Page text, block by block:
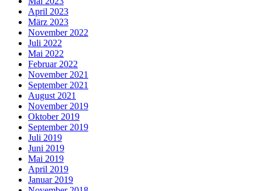
April 2023
März 2023
November 2022
Juli 2022
Mai 2022
Februar 2022
November 2021
September 2021
August 2021
November 2019
Oktober 2019
September 2019
Juli 2019
Juni 2019
Mai 2019
April 2019
Januar 2019